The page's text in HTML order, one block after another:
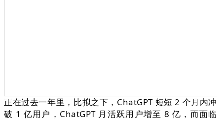
正在过去一年里，比拟之下，ChatGPT 短短 2 个月内冲
破 1 亿用户，ChatGPT 月活跃用户增至 8 亿，而面临